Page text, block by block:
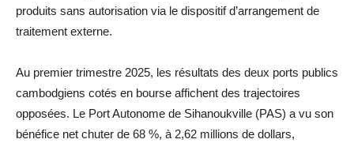
produits sans autorisation via le dispositif d’arrangement de
traitement externe.
Au premier trimestre 2025, les résultats des deux ports publics
cambodgiens cotés en bourse affichent des trajectoires
opposées. Le Port Autonome de Sihanoukville (PAS) a vu son
bénéfice net chuter de 68 %, à 2,62 millions de dollars,